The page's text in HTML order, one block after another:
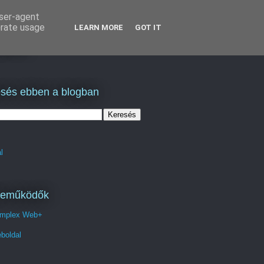
ebben a blogban
Web+
agent
usage
LEARN MORE GOT IT